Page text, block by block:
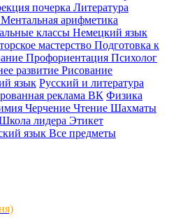
почерка Литература
Ментальная арифметика
классы Немецкий язык
мастерство Подготовка к
Профориентация Психолог
развитие Рисование
язык Русский и литература
реклама ВК Физика
Черчение Чтение Шахматы
лидера Этикет
язык Все предметы